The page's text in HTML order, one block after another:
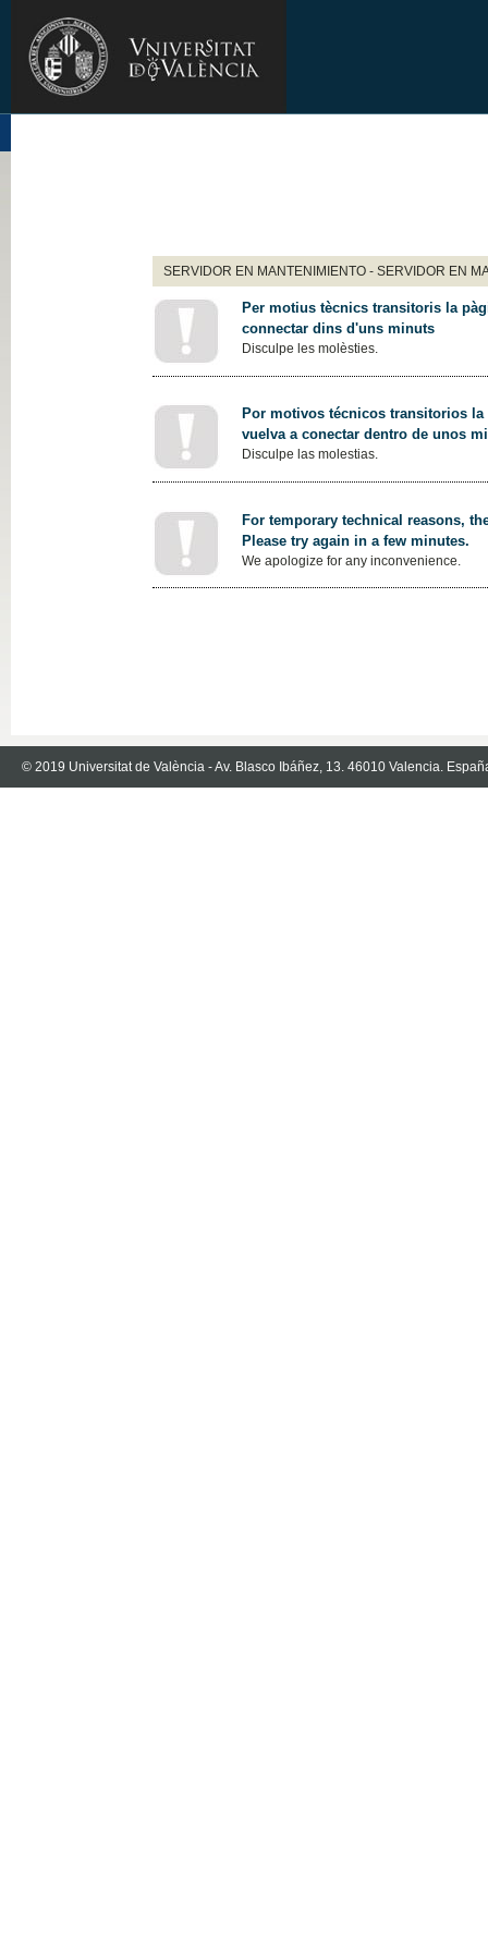
SERVIDOR EN MANTENIMIENTO - SERVIDOR EN
Per motius tècnics transitoris la
connectar dins d'uns minuts
Disculpe les molèsties.
Por motivos técnicos transitorios
vuelva a conectar dentro de unos
Disculpe las molestias.
For temporary technical reasons,
Please try again in a few minutes.
We apologize for any inconvenience.
© 2019 Universitat de València - Av. Blasco Ibáñez, 13. 46010 Valencia.